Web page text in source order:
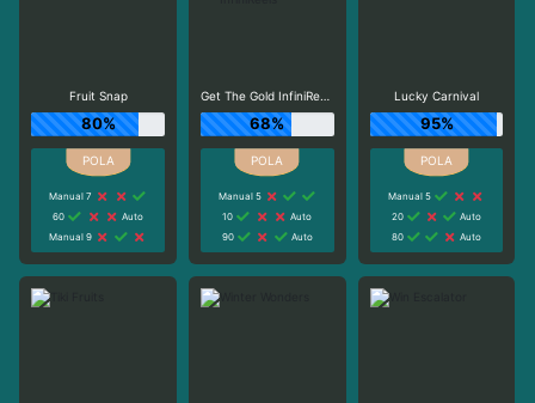
Fruit Snap
80%
Manual 7
60
Auto
Manual 9
Get The Gold InfiniReels
68%
Manual 5
10
Auto
90
Auto
Lucky Carnival
95%
Manual 5
20
Auto
80
Auto